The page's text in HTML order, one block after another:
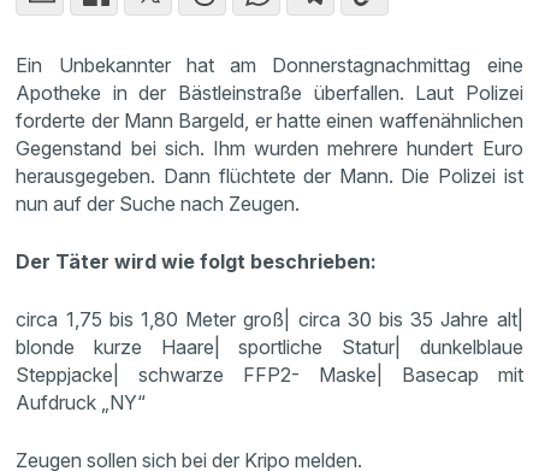
Ein Unbekannter hat am Donnerstagnachmittag eine
Apotheke in der Bästleinstraße überfallen. Laut Polizei
forderte der Mann Bargeld, er hatte einen waffenähnlichen
Gegenstand bei sich. Ihm wurden mehrere hundert Euro
herausgegeben. Dann flüchtete der Mann. Die Polizei ist
nun auf der Suche nach Zeugen.
Der Täter wird wie folgt beschrieben:
circa 1,75 bis 1,80 Meter groß| circa 30 bis 35 Jahre alt|
blonde kurze Haare| sportliche Statur| dunkelblaue
Steppjacke| schwarze FFP2- Maske| Basecap mit
Aufdruck „NY“
Zeugen sollen sich bei der Kripo melden.